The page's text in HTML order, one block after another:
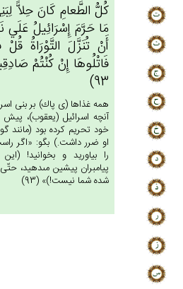
كُل‌ُّ الطَّعام‌ِ كَان‌َ حِلاًّ
مَا حَرَّم‌َ إِسْرَائِيل‌ُ
أَنْ‌ تُنَزَّل‌َ التَّوْرَاة‌ُ قُل‌ْ
فَاتْلُوهَا إِنْ‌ كُنْتُم‌ْ
93)
همه غذاها (ى پاك) بر بنى
آنچه اسرائيل (يعقوب)، پيش
خود تحريم كرده بود (مانند
او ضرر داشت.) بگو: «اگر
را بياوريد و بخوانيد!
پيامبران پيشين مى‏دهيد،
شده شما نيست!)» (93)